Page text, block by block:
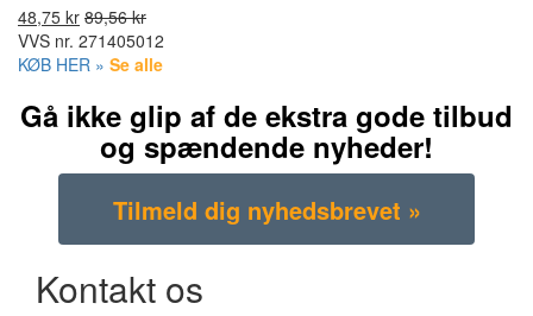
48,75 kr 89,56 kr
VVS nr. 271405012
KØB HER » Se alle
Gå ikke glip af de ekstra gode tilbud
og spændende nyheder!
Kontakt os